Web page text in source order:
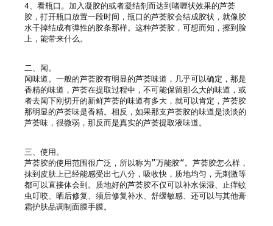
4、看瓶口。加入凝胶的或者凝结剂而达到啫喱状效果的芦荟
胶，打开瓶口放置一段时间，瓶口的芦荟胶会结成胶状，就像胶
水干掉结成有弹性的胶条那样。这种芦荟胶，可想而知，擦到脸
上，能带来什么。
二、闻。
闻味道。一般的芦荟胶有明显的芦荟味道，几乎可以确定，那是
香精的味道，芦荟在提取过程中，不可能保留那么大的味道，或
者去闻下刚切开的新鲜芦荟的味道有多大，就可以肯定，芦荟胶
那明显的芦荟味是香精。相反，如果那支芦荟胶的味道是淡淡的
芦荟味，很微弱，那反而是真实的芦荟提取液味道。
三、使用。
芦荟胶的使用范围很广泛，所以称为”万能胶“。芦荟胶怎么样，
抹到皮肤上已经能感受出七八分，吸收快，质地均匀，无刺激等
都可以直接体会到。质地好的芦荟胶不仅可以补水保湿、止痒蚊
虫叮咬、晒后修复、须后修复补水、舒缓敏感、还可以与其他膏
霜护肤品调制面膜手膜。